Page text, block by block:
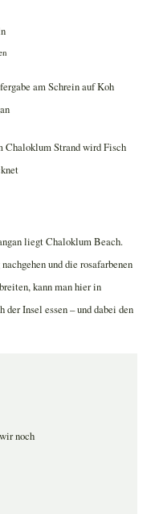
liegt Chaloklum Beach.
und die rosafarbenen
kann man hier in
Insel essen – und dabei den
noch